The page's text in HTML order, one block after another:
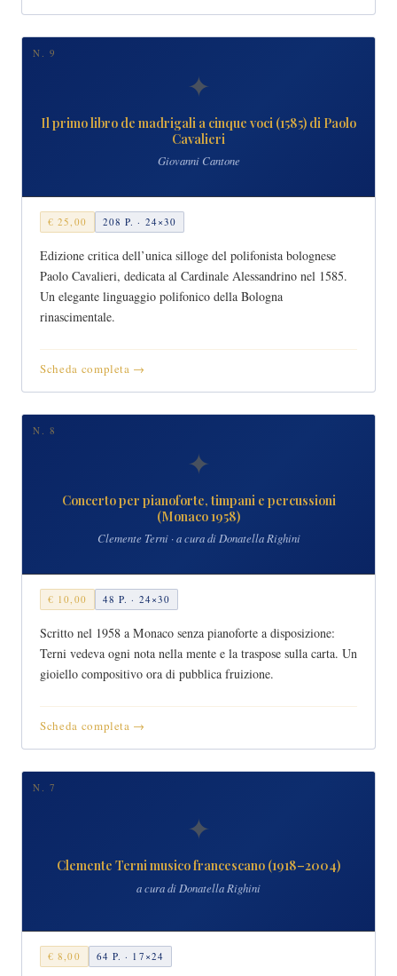
N. 9
✦
Il primo libro de madrigali a cinque voci (1585) di Paolo
Cavalieri
Giovanni Cantone
€ 25,00 208 P. · 24×30
Edizione critica dell’unica silloge del polifonista bolognese
Paolo Cavalieri, dedicata al Cardinale Alessandrino nel 1585.
Un elegante linguaggio polifonico della Bologna
rinascimentale.
Scheda completa →
N. 8
✦
Concerto per pianoforte, timpani e percussioni
(Monaco 1958)
Clemente Terni · a cura di Donatella Righini
€ 10,00 48 P. · 24×30
Scritto nel 1958 a Monaco senza pianoforte a disposizione:
Terni vedeva ogni nota nella mente e la traspose sulla carta. Un
gioiello compositivo ora di pubblica fruizione.
Scheda completa →
N. 7
✦
Clemente Terni musico francescano (1918–2004)
a cura di Donatella Righini
€ 8,00 64 P. · 17×24